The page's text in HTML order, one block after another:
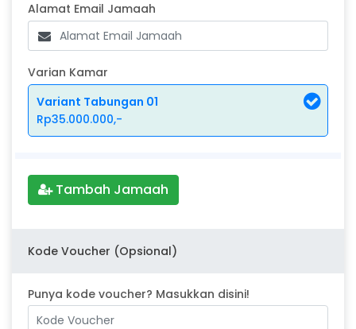
Alamat Email Jamaah
Varian Kamar
Variant Tabungan 01
Rp35.000.000,-
Tambah Jamaah
Kode Voucher (Opsional)
Punya kode voucher? Masukkan disini!